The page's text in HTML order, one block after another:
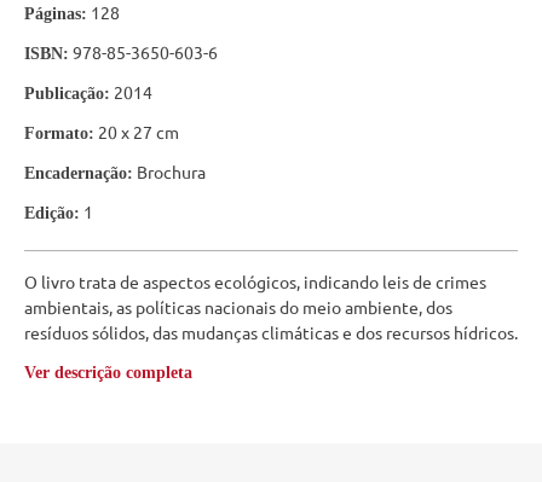
Páginas: 128
ISBN: 978-85-3650-603-6
Publicação: 2014
Formato: 20 x 27 cm
Encadernação: Brochura
Edição: 1
O livro trata de aspectos ecológicos, indicando leis de crimes
ambientais, as políticas nacionais do meio ambiente, dos
resíduos sólidos, das mudanças climáticas e dos recursos hídricos.
Ver descrição completa